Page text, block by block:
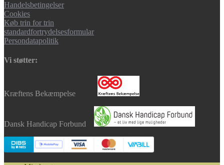
Handelsbetingelser
Cookies
Køb trin for trin
standardfortrydelsesformular
Persondatapolitik
Vi støtter:
Kræftens Bekæmpelse
Dansk Handicap Forbund